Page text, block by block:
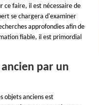
ce faire, il est nécessaire de
se chargera d'examiner
approfondies afin de
fiable, il est primordial
par un
objets anciens est